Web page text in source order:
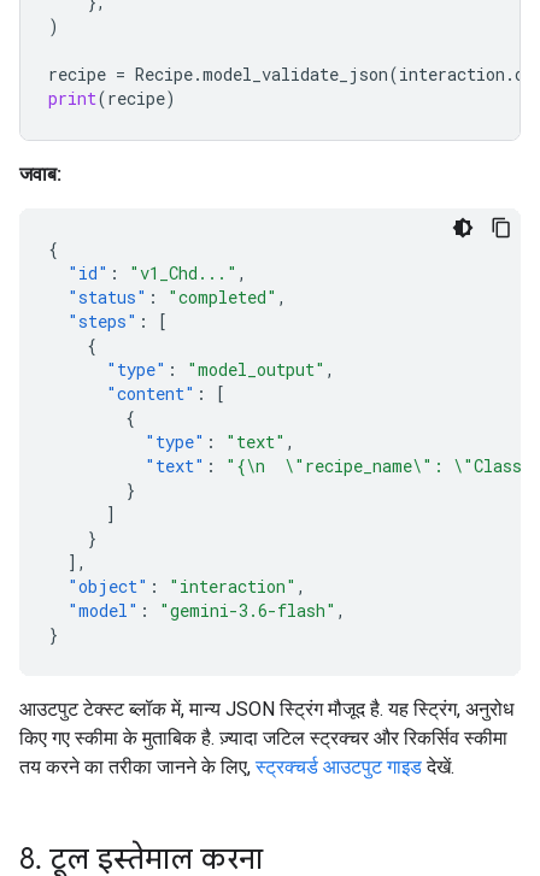
)
recipe = Recipe.model_validate_json(interaction .
print(recipe)
जवाब:
{
"id" : "v1_Chd..." ,
"status" : "completed" ,
"steps" :
[
{
"type" : "model_output" ,
"content" :
[
{
"type" : "text" ,
"text" :
"{\n  \"recipe_name\":
}
]
}
],
"object" : "interaction" ,
"model" : "gemini-3.6-flash" ,
}
आउटपुट टेक्स्ट ब्लॉक में, मान्य JSON स्ट्रिंग मौजूद है. यह स्ट्रिंग, अनुरोध
किए गए स्कीमा के मुताबिक है. ज़्यादा जटिल स्ट्रक्चर और रिकर्सिव स्कीमा
तय करने का तरीका जानने के लिए,स्ट्रक्चर्ड आउटपुट गाइडदेखें.
8. टूल इस्तेमाल करना